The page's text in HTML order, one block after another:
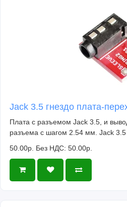
Jack 3.5 гнездо плата-
Плата с разъемом Jack 3.5, и
разъема с шагом 2.54 мм. Jack 3.5
50.00р. Без НДС: 50.00р.